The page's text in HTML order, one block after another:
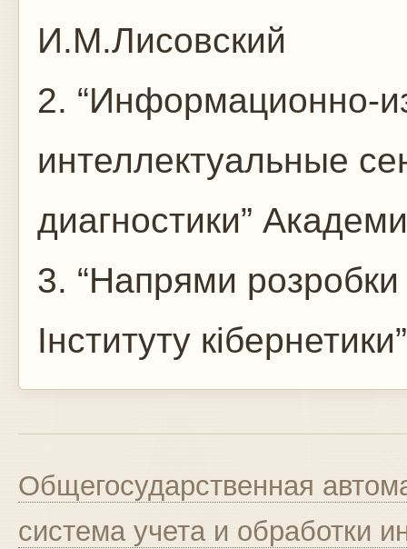
И.М.Лисовский
2. “Информационно-
интеллектуальные
диагностики”
3. “Напрями розробки
Інституту кібернетики”
Общегосударственная
система учета и обработки